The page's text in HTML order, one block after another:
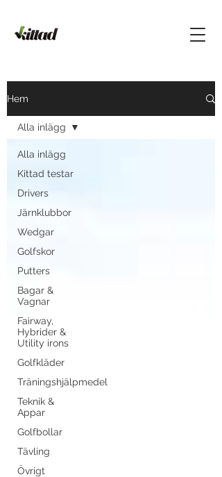
Hem
Alla inlägg
Kittad testar
Drivers
Järnklubbor
Wedgar
Golfskor
Putters
Bagar &
Vagnar
Fairway,
Hybrider &
Utility irons
Golfkläder
Träningshjälpmedel
Teknik &
Appar
Golfbollar
Tävling
Övrigt
Alla inlägg